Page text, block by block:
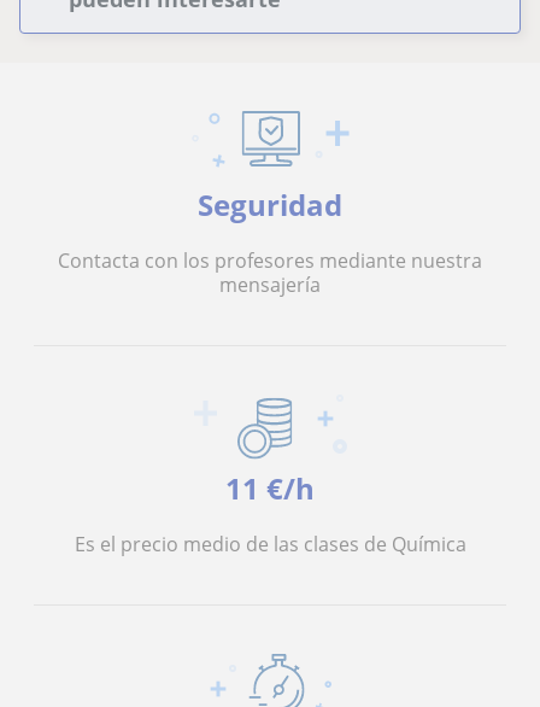
Seguridad
Contacta con los profesores mediante nuestra
mensajería
11 €/h
Es el precio medio de las clases de Química